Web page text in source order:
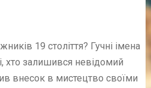
19 століття? Гучні імена
хто залишився невідомий
внесок в мистецтво своїми